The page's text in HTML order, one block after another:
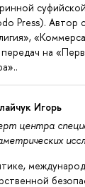
Press). Автор
на
Игорь
центра